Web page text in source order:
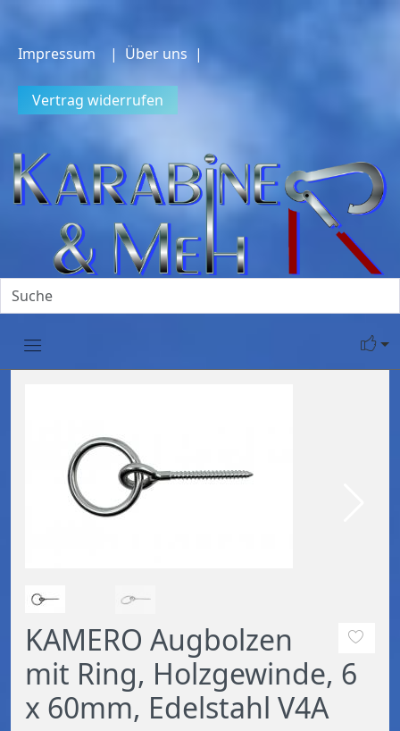
Impressum | Über uns |
Vertrag widerrufen
KAMERO Augbolzen
mit Ring, Holzgewinde, 6
x 60mm, Edelstahl V4A